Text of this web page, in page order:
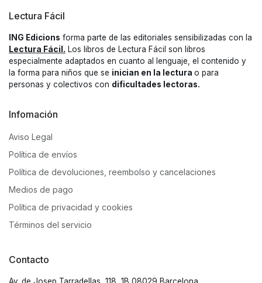
Lectura Fácil
ING Edicions forma parte de las editoriales sensibilizadas con la
Lectura Fácil. Los libros de Lectura Fácil son libros
especialmente adaptados en cuanto al lenguaje, el contenido y
la forma para niños que se inician en la lectura o para
personas y colectivos con dificultades lectoras.
Infomación
Aviso Legal
Política de envíos
Política de devoluciones, reembolso y cancelaciones
Medios de pago
Política de privacidad y cookies
Términos del servicio
Contacto